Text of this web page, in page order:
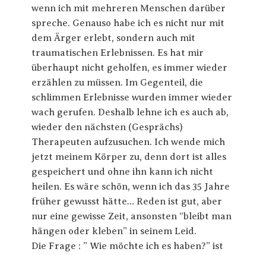
wenn ich mit mehreren Menschen darüber
spreche. Genauso habe ich es nicht nur mit
dem Ärger erlebt, sondern auch mit
traumatischen Erlebnissen. Es hat mir
überhaupt nicht geholfen, es immer wieder
erzählen zu müssen. Im Gegenteil, die
schlimmen Erlebnisse wurden immer wieder
wach gerufen. Deshalb lehne ich es auch ab,
wieder den nächsten (Gesprächs)
Therapeuten aufzusuchen. Ich wende mich
jetzt meinem Körper zu, denn dort ist alles
gespeichert und ohne ihn kann ich nicht
heilen. Es wäre schön, wenn ich das 35 Jahre
früher gewusst hätte… Reden ist gut, aber
nur eine gewisse Zeit, ansonsten “bleibt man
hängen oder kleben” in seinem Leid.
Die Frage : ” Wie möchte ich es haben?” ist